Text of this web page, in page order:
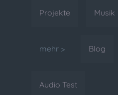
Projekte Musik
mehr > Blog
Audio Test